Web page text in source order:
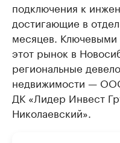
подключения к
достигающие в
месяцев.
этот рынок в
региональные
недвижимости —
ДК «Лидер Инвест
Николаевский».